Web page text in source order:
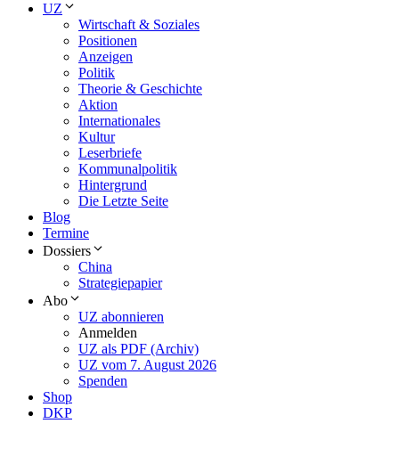
UZ
Wirtschaft & Soziales
Positionen
Anzeigen
Politik
Theorie & Geschichte
Aktion
Internationales
Kultur
Leserbriefe
Kommunalpolitik
Hintergrund
Die Letzte Seite
Blog
Termine
Dossiers
China
Strategiepapier
Abo
UZ abonnieren
Anmelden
UZ als PDF (Archiv)
UZ vom 7. August 2026
Spenden
Shop
DKP